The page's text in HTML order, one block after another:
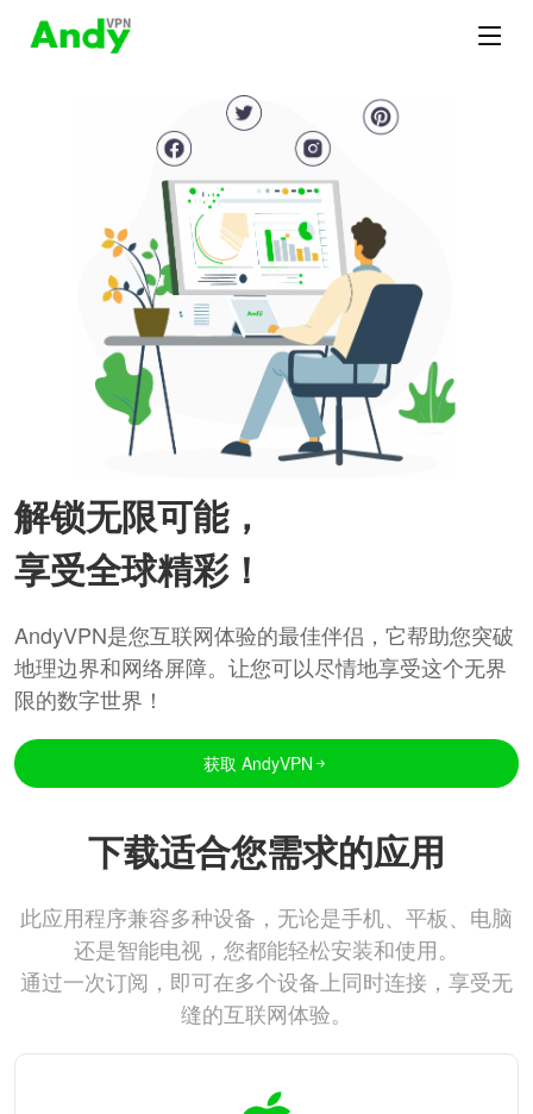
解锁无限可能，
享受全球精彩！
AndyVPN是您互联网体验的最佳伴侣，它帮助您突破
地理边界和网络屏障。让您可以尽情地享受这个无界
限的数字世界！
获取 AndyVPN
下载适合您需求的应用
此应用程序兼容多种设备，无论是手机、平板、电脑
还是智能电视，您都能轻松安装和使用。
通过一次订阅，即可在多个设备上同时连接，享受无
缝的互联网体验。